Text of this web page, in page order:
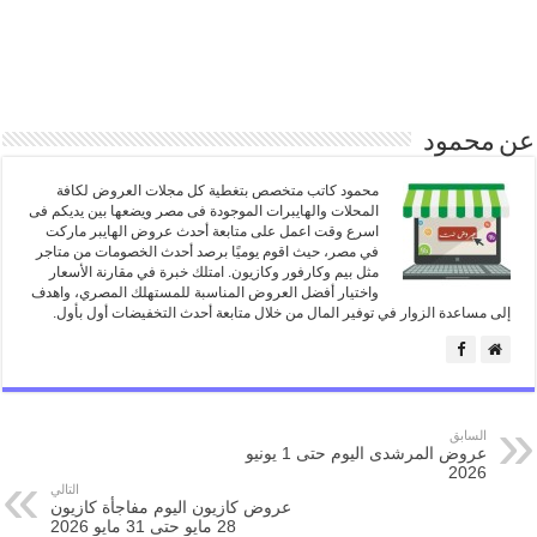
عن محمود
محمود كاتب متخصص بتغطية كل مجلات العروض لكافة
المحلات والهايبرات الموجودة فى مصر ويضعها بين يديكم فى
اسرع وقت اعمل على متابعة أحدث عروض الهايبر ماركت
في مصر، حيث اقوم يوميًا برصد أحدث الخصومات من متاجر
مثل بيم وكارفور وكازيون. امتلك خبرة في مقارنة الأسعار
واختيار أفضل العروض المناسبة للمستهلك المصري، واهدف
إلى مساعدة الزوار في توفير المال من خلال متابعة أحدث التخفيضات أول بأول.
السابق
عروض المرشدى اليوم حتى 1 يونيو
2026
التالي
عروض كازيون اليوم مفاجأة كازيون
28 مايو حتى 31 مايو 2026